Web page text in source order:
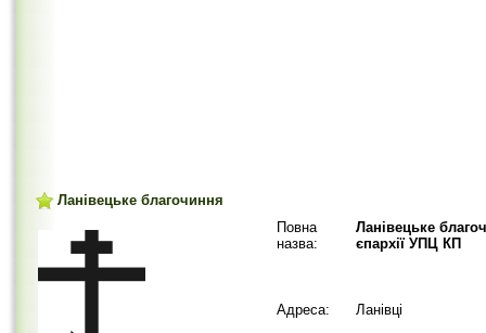
Ланівецьке благочиння
Повна
назва:
Ланівецьке
єпархії УПЦ КП
Адреса: Ланівці